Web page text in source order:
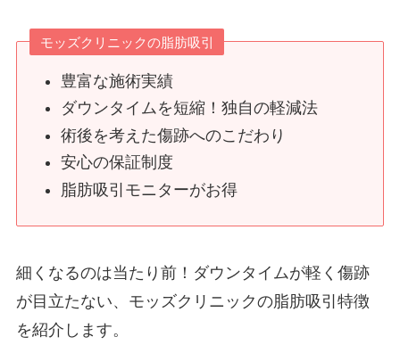
モッズクリニックの脂肪吸引
豊富な施術実績
ダウンタイムを短縮！独自の軽減法
術後を考えた傷跡へのこだわり
安心の保証制度
脂肪吸引モニターがお得
細くなるのは当たり前！ダウンタイムが軽く傷跡
が目立たない、モッズクリニックの脂肪吸引特徴
を紹介します。